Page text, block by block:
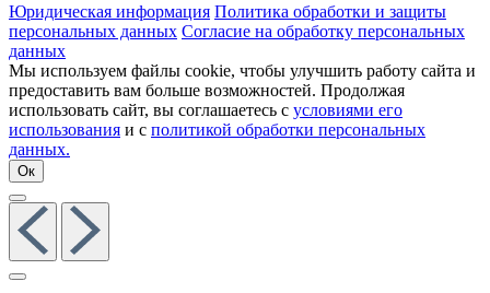
Юридическая информация Политика обработки и защиты
персональных данных Согласие на обработку персональных
данных
Мы используем файлы cookie, чтобы улучшить работу сайта и
предоставить вам больше возможностей. Продолжая
использовать сайт, вы соглашаетесь с условиями его
использования и с политикой обработки персональных
данных.
Ок